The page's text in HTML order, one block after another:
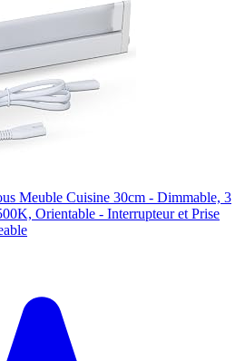
Meuble Cuisine 30cm - Dimmable, 3
Orientable - Interrupteur et Prise